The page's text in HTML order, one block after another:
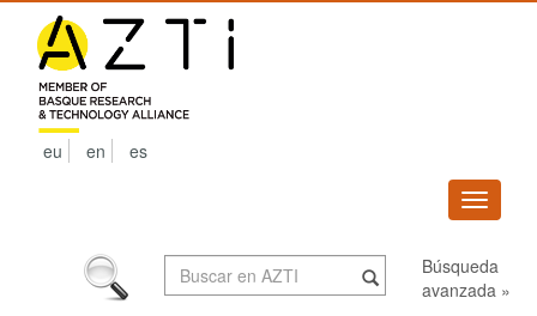
navigation
eu en es
Búsqueda
avanzada »